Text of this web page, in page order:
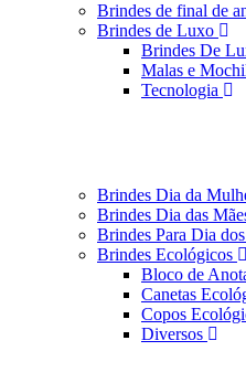
Brindes de final de
Brindes de Luxo
Brindes De
Malas e
Tecnologia
Brindes Dia da
Brindes Dia das
Brindes Para Dia
Brindes Ecológicos
Bloco de
Canetas
Copos
Diversos